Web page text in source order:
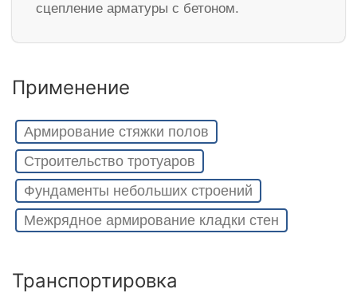
сцепление арматуры с бетоном.
Применение
Армирование стяжки полов
Строительство тротуаров
Фундаменты небольших строений
Межрядное армирование кладки стен
Транспортировка